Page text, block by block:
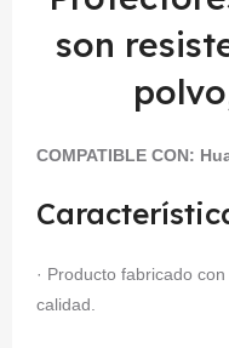
son
COMPATIBLE CON:
· Producto fabricado
calidad.